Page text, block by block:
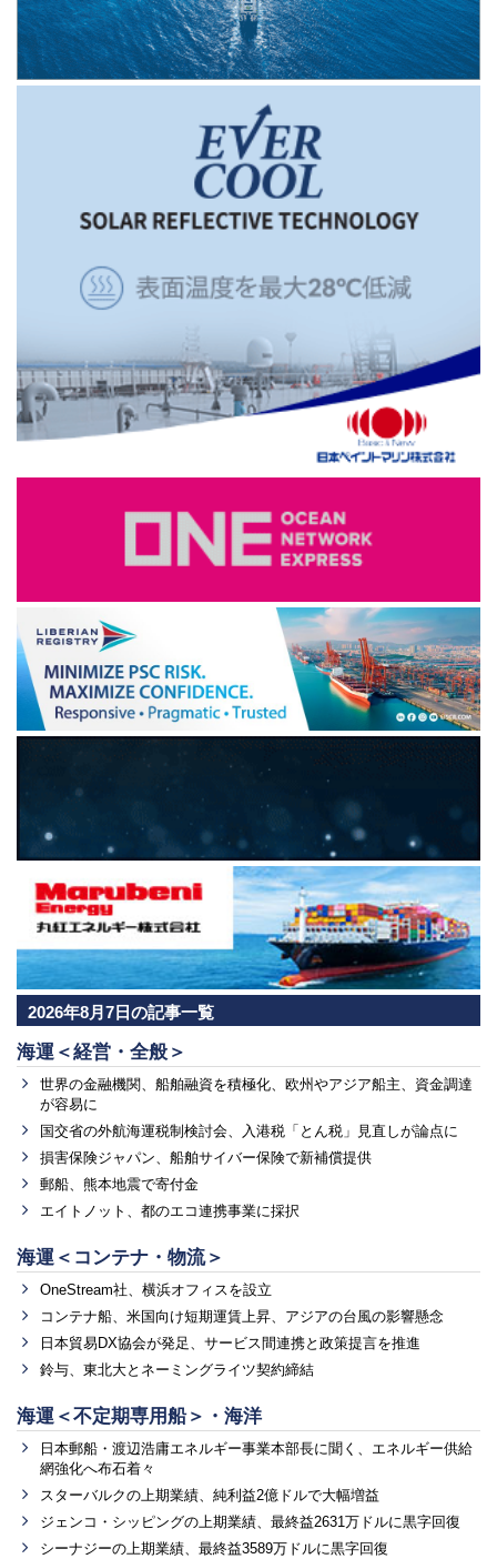
2026年8月7日の記事一覧
海運＜経営・全般＞
世界の金融機関、船舶融資を積極化、欧州やアジア船主、資金調達
が容易に
国交省の外航海運税制検討会、入港税「とん税」見直しが論点に
損害保険ジャパン、船舶サイバー保険で新補償提供
郵船、熊本地震で寄付金
エイトノット、都のエコ連携事業に採択
海運＜コンテナ・物流＞
OneStream社、横浜オフィスを設立
コンテナ船、米国向け短期運賃上昇、アジアの台風の影響懸念
日本貿易DX協会が発足、サービス間連携と政策提言を推進
鈴与、東北大とネーミングライツ契約締結
海運＜不定期専用船＞・海洋
日本郵船・渡辺浩庸エネルギー事業本部長に聞く、エネルギー供給
網強化へ布石着々
スターバルクの上期業績、純利益2億ドルで大幅増益
ジェンコ・シッピングの上期業績、最終益2631万ドルに黒字回復
シーナジーの上期業績、最終益3589万ドルに黒字回復